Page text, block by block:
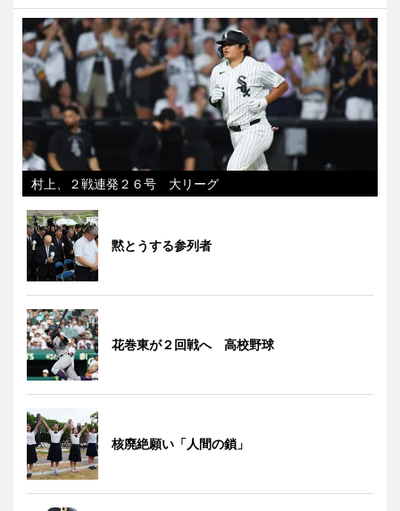
村上、２戦連発２６号 大リーグ
黙とうする参列者
花巻東が２回戦へ 高校野球
核廃絶願い「人間の鎖」